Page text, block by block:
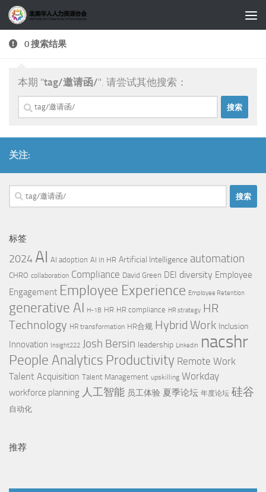
跳至内容
0 搜索结果
本期 "tag/邀请函/". 请尝试其他搜索：
搜
索：
关注:
搜
索：
标签
2024 AI AI adoption AI in HR Artificial Intelligence automation
CHRO collaboration Compliance David Green DEI diversity Employee
Engagement Employee Experience Employee Retention
generative AI H-1B HR HR compliance HR strategy HR
Technology HR transformation HR合规 Hybrid Work Inclusion
Innovation Insight222 Josh Bersin leadership Linkedin nacshr
People Analytics Productivity Remote Work
Talent Acquisition Talent Management upskilling Workday
workforce planning 人工智能 员工体验 夏季论坛 年度论坛 硅谷
自动化
推荐